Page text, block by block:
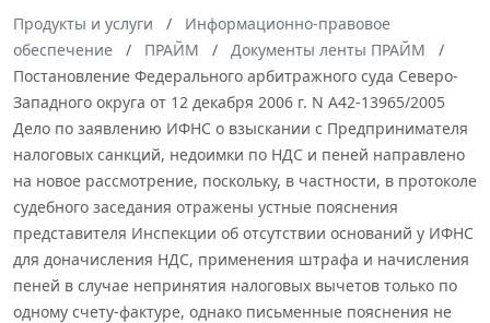
Продукты и услуги
Информационно-правовое
обеспечение
ПРАЙМ
Документы ленты ПРАЙМ
Постановление Федерального арбитражного суда Северо-
Западного округа от 12 декабря 2006 г. N А42-13965/2005
Дело по заявлению ИФНС о взыскании с Предпринимателя
налоговых санкций, недоимки по НДС и пеней направлено
на новое рассмотрение, поскольку, в частности, в протоколе
судебного заседания отражены устные пояснения
представителя Инспекции об отсутствии оснований у ИФНС
для доначисления НДС, применения штрафа и начисления
пеней в случае непринятия налоговых вычетов только по
одному счету-фактуре, однако письменные пояснения не